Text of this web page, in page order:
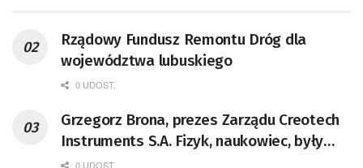
Rządowy Fundusz Remontu Dróg dla
województwa lubuskiego
0 UDOST.
Grzegorz Brona, prezes Zarządu Creotech
Instruments S.A. Fizyk, naukowiec, były
pracownik CERN w Genewie,
0 UDOST.